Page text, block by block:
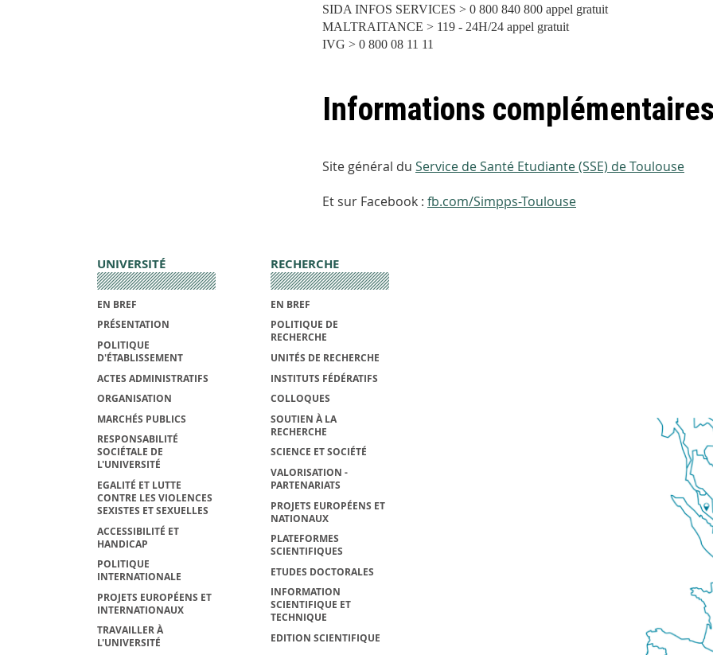
SIDA INFOS SERVICES > 0 800 840 800 appel gratuit
MALTRAITANCE > 119 - 24H/24 appel gratuit
IVG > 0 800 08 11 11
Informations
Site général du Service de Santé Etudiante (SSE) de Toulouse
Et sur Facebook : fb.com/Simpps-Toulouse
UNIVERSITÉ
EN BREF
PRÉSENTATION
POLITIQUE
D'ÉTABLISSEMENT
ACTES ADMINISTRATIFS
ORGANISATION
MARCHÉS PUBLICS
RESPONSABILITÉ
SOCIÉTALE DE
L'UNIVERSITÉ
EGALITÉ ET LUTTE
CONTRE LES VIOLENCES
SEXISTES ET SEXUELLES
ACCESSIBILITÉ ET
HANDICAP
POLITIQUE
INTERNATIONALE
PROJETS EUROPÉENS ET
INTERNATIONAUX
TRAVAILLER À
L'UNIVERSITÉ
RECHERCHE
EN BREF
POLITIQUE DE
RECHERCHE
UNITÉS DE RECHERCHE
INSTITUTS FÉDÉRATIFS
COLLOQUES
SOUTIEN À LA
RECHERCHE
SCIENCE ET SOCIÉTÉ
VALORISATION -
PARTENARIATS
PROJETS EUROPÉENS ET
NATIONAUX
PLATEFORMES
SCIENTIFIQUES
ETUDES DOCTORALES
INFORMATION
SCIENTIFIQUE ET
TECHNIQUE
EDITION SCIENTIFIQUE